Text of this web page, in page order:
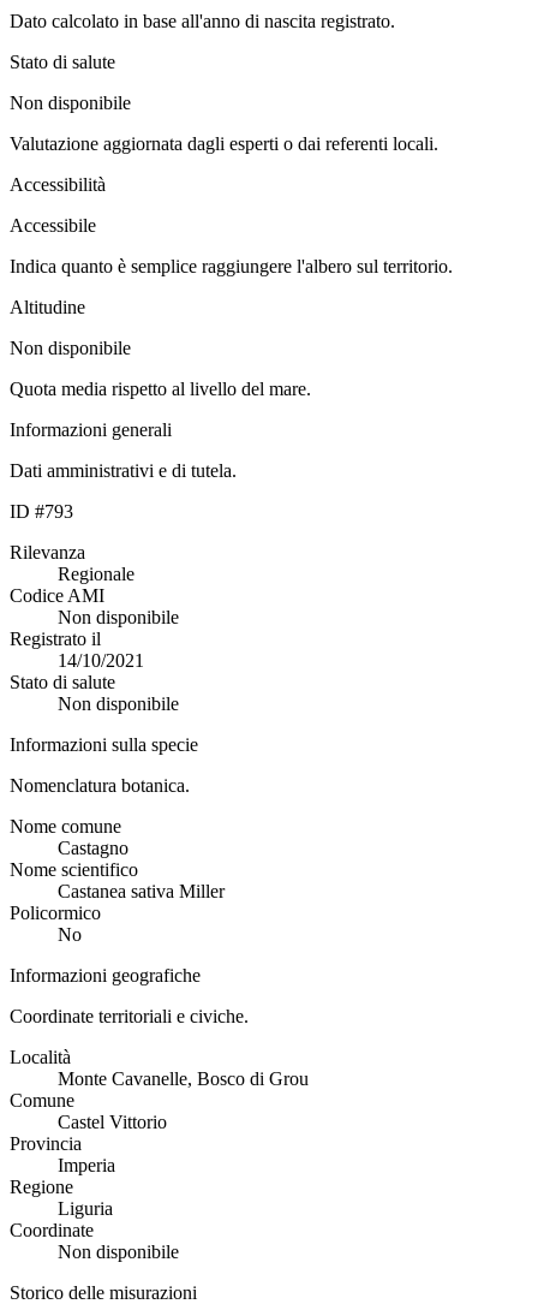
Dato calcolato in base all'anno di nascita registrato.
Stato di salute
Non disponibile
Valutazione aggiornata dagli esperti o dai referenti locali.
Accessibilità
Accessibile
Indica quanto è semplice raggiungere l'albero sul territorio.
Altitudine
Non disponibile
Quota media rispetto al livello del mare.
Informazioni generali
Dati amministrativi e di tutela.
ID #793
Rilevanza
Regionale
Codice AMI
Non disponibile
Registrato il
14/10/2021
Stato di salute
Non disponibile
Informazioni sulla specie
Nomenclatura botanica.
Nome comune
Castagno
Nome scientifico
Castanea sativa Miller
Policormico
No
Informazioni geografiche
Coordinate territoriali e civiche.
Località
Monte Cavanelle, Bosco di Grou
Comune
Castel Vittorio
Provincia
Imperia
Regione
Liguria
Coordinate
Non disponibile
Storico delle misurazioni